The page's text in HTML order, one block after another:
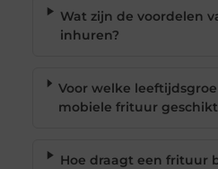
Wat zijn de voordelen
inhuren?
Voor welke
mobiele frituur
Hoe draagt een frituur